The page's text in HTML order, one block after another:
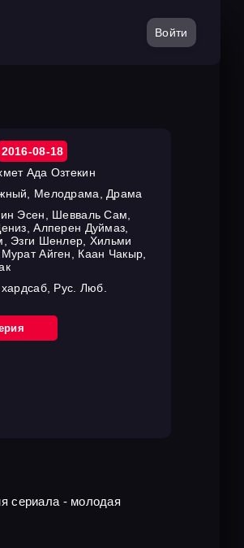
Войти
2016-08-18
Ада Озтекин
Мелодрама, Драма
Эсен, Шевваль Сам,
Алперен Дуймаз,
Эзги Шенлер, Хильми
Айген, Каан Чакыр,
хардсаб, Рус. Люб.
сериала - молодая